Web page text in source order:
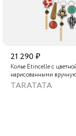
21 290 ₽
Колье Etincelle с
нарисованными
слюдяным порошком,
стеклянными бусинам
TARATATA